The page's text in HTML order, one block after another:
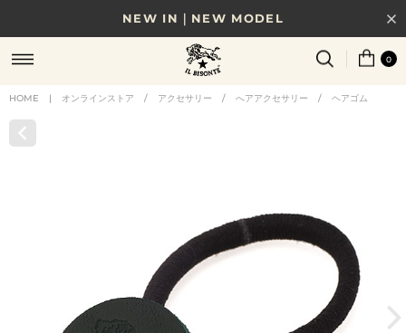
NEW IN｜NEW MODEL
8/17(月)10時まで｜税込11,000円以上で送料無料
贈る相手やシーンから選べる、新しいギフトガイド
0
HOME | オンラインストア / アクセサリー / へアアクセサリー / ヘアゴム